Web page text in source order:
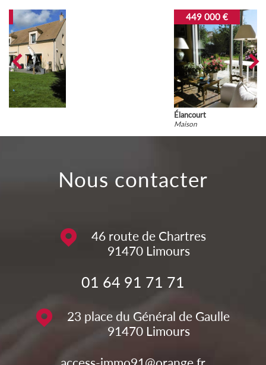
nous contacter
46 route de Chartres
91470 Limours
01 64 91 71 71
23 place du Général de Gaulle
91470 Limours